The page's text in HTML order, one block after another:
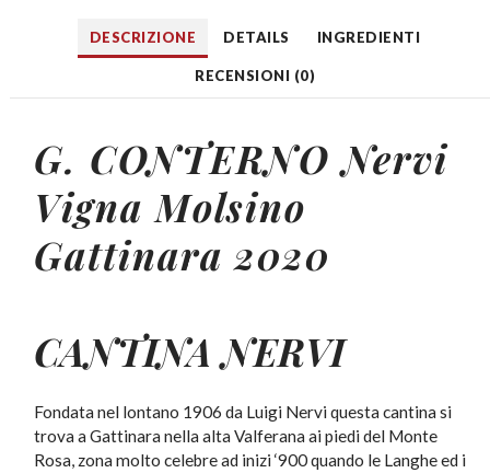
DESCRIZIONE DETAILS INGREDIENTI
RECENSIONI (0)
G. CONTERNO Nervi
Vigna Molsino
Gattinara 2020
CANTINA NERVI
Fondata nel lontano 1906 da Luigi Nervi questa cantina si
trova a Gattinara nella alta Valferana ai piedi del Monte
Rosa, zona molto celebre ad inizi ‘900 quando le Langhe ed i